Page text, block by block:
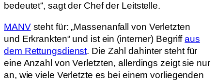
bedeutet“, sagt der Chef der Leitstelle.
MANVsteht für: „Massenanfall von Verletzten
und Erkrankten“ und ist ein (interner) Begriffaus
dem Rettungsdienst. Die Zahl dahinter steht für
eine Anzahl von Verletzten, allerdings zeigt sie nur
an, wie viele Verletzte es bei einem vorliegenden